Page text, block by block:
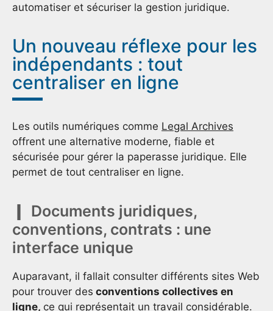
automatiser et sécuriser la gestion juridique.
Un nouveau réflexe pour les
indépendants : tout
centraliser en ligne
Les outils numériques comme Legal Archives
offrent une alternative moderne, fiable et
sécurisée pour gérer la paperasse juridique. Elle
permet de tout centraliser en ligne.
Documents juridiques,
conventions, contrats : une
interface unique
Auparavant, il fallait consulter différents sites Web
pour trouver des conventions collectives en
ligne, ce qui représentait un travail considérable.